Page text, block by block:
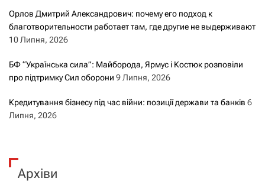
Орлов Дмитрий Александрович: почему его подход к
благотворительности работает там, где другие не выдерживают
10 Липня, 2026
БФ “Українська сила”: Майборода, Ярмус і Костюк розповіли
про підтримку Сил оборони 9 Липня, 2026
Кредитування бізнесу під час війни: позиції держави та банків 6
Липня, 2026
Архіви